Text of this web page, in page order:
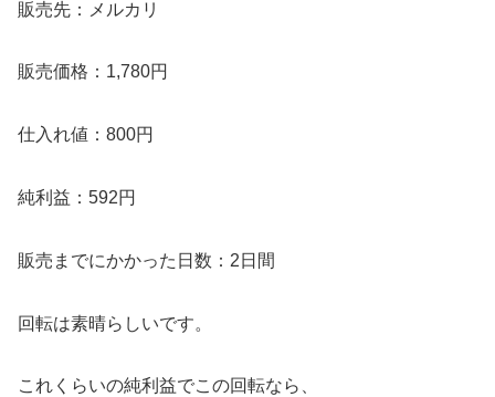
販売先：メルカリ
販売価格：1,780円
仕入れ値：800円
純利益：592円
販売までにかかった日数：2日間
回転は素晴らしいです。
これくらいの純利益でこの回転なら、